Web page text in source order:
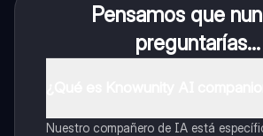
Pensamos que
preguntarías...
Nuestro compañero de IA está